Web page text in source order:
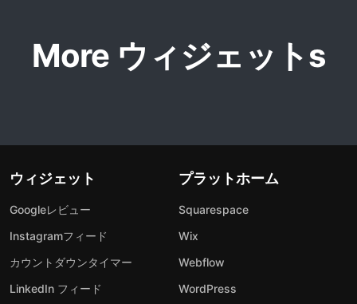
More ウィジェットs
ウィジェット
Googleレビュー
Instagramフィード
カウントダウンタイマー
LinkedIn フィード
プラットホーム
Squarespace
Wix
Webflow
WordPress